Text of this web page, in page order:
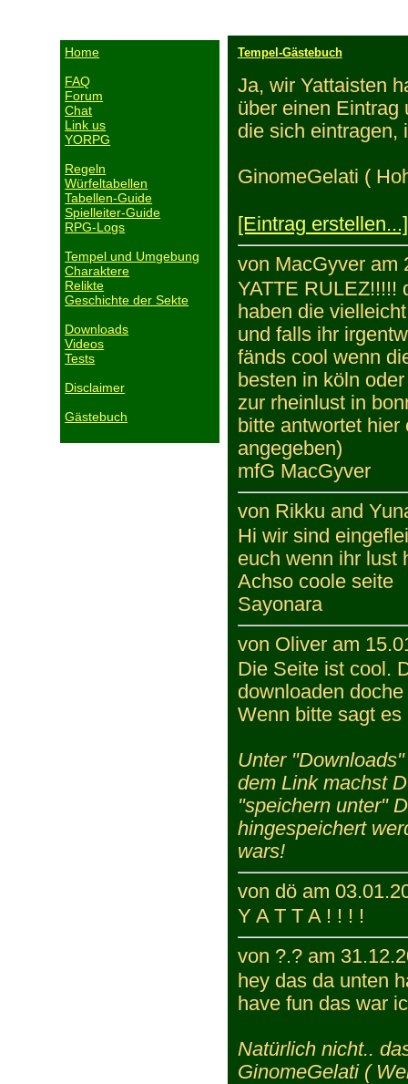
Home
FAQ
Forum
Chat
Link us
YORPG
Regeln
Würfeltabellen
Tabellen-Guide
Spielleiter-Guide
RPG-Logs
Tempel und Umgebung
Charaktere
Relikte
Geschichte der Sekte
Downloads
Videos
Tests
Disclaimer
Gästebuch
Tempel-Gästebuch
Ja, wir Yattaisten
über einen Eintrag
die sich eintragen,
GinomeGelati (
[Eintrag erstellen...]
von MacGyver am
YATTE RULEZ!!!!!
haben die
und falls ihr
fänds cool wenn
besten in köln
zur rheinlust in
bitte antwortet
angegeben)
mfG MacGyver
von Rikku and
Hi wir sind
euch wenn ihr lust
Achso coole seite
Sayonara
von Oliver am
Die Seite ist cool.
downloaden
Wenn bitte sagt es
Unter
dem Link machst
"speichern unter"
hingespeichert
wars!
von dö am
Y A T T A ! ! ! !
von ?.? am
hey das da unten
have fun das war
Natürlich nicht..
GinomeGelati (